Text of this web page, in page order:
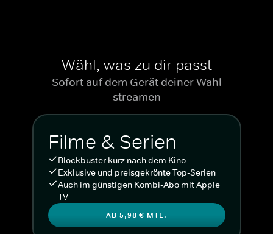
Wähl, was zu dir passt
Sofort auf dem Gerät deiner Wahl
streamen
Filme & Serien
Blockbuster kurz nach dem Kino
Exklusive und preisgekrönte Top-Serien
Auch im günstigen Kombi-Abo mit Apple
TV
AB 5,98 € MTL.